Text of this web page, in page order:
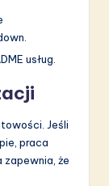
usług.
Jeśli
praca
zapewnia, że